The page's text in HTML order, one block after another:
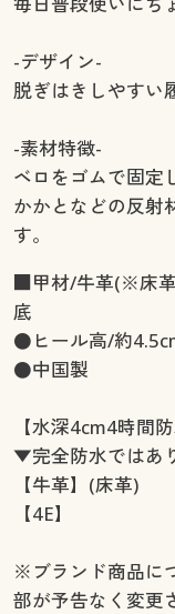
-デザイン-
脱ぎはきしやすい
-素材特徴-
ベロをゴムで固定
かかとなどの反射
す。
■甲材/牛革(※床革
底
●ヒール高/約
●中国製
【水深4cm4時間防
▼完全防水ではあ
【牛革】(床革)
【4E】
※ブランド商品に
部が予告なく変更